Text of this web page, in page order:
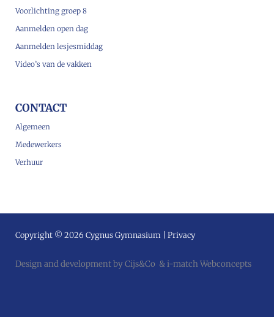
Voorlichting groep 8
Aanmelden open dag
Aanmelden lesjesmiddag
Video’s van de vakken
CONTACT
Algemeen
Medewerkers
Verhuur
Copyright © 2026 Cygnus Gymnasium | Privacy
Design and development by Cijs&Co &i-match Webconcepts